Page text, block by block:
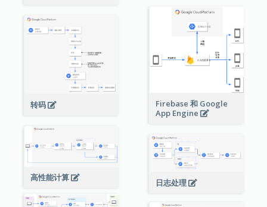
Firebase 和 Google
App Engine
转码
高性能计算
日志处理